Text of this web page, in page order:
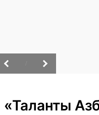
«Таланты